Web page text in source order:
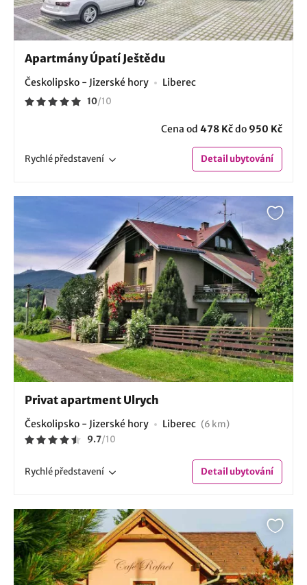
Apartmány Úpatí Ještědu
Českolipsko - Jizerské hory Liberec
10/10
Cena od 478 Kčdo 950 Kč
Rychlépředstavení Detailubytování
Privat apartment Ulrych
Českolipsko - Jizerské hory Liberec (6 km)
9.7/10
Rychlépředstavení Detailubytování